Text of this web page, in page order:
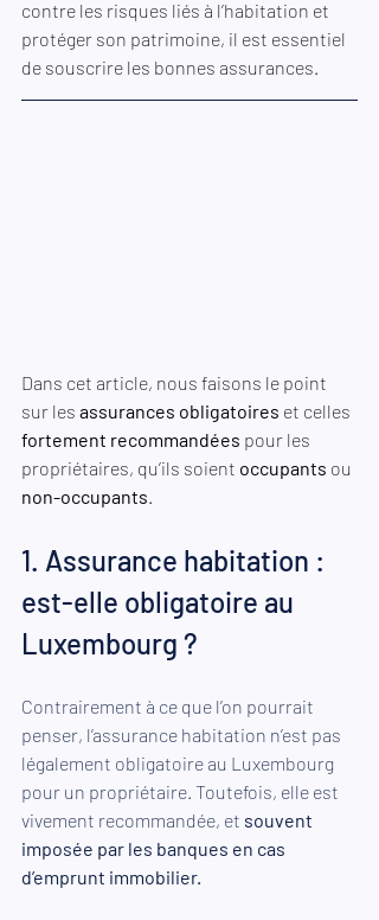
contre les risques liés à l’habitation et
protéger son patrimoine, il est essentiel
de souscrire les bonnes assurances.
Dans cet article, nous faisons le point
sur les assurances obligatoires et celles
fortement recommandées pour les
propriétaires, qu’ils soient occupants ou
non-occupants.
1. Assurance habitation :
est-elle obligatoire au
Luxembourg ?
Contrairement à ce que l’on pourrait
penser, l’assurance habitation n’est pas
légalement obligatoire au Luxembourg
pour un propriétaire. Toutefois, elle est
vivement recommandée, et souvent
imposée par les banques en cas
d’emprunt immobilier.